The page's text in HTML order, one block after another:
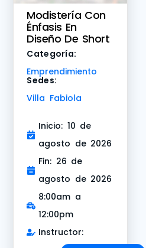
Modistería Con
Énfasis En
Diseño De Short
Categoría:
Emprendimiento
Sedes:
Villa Fabiola
Inicio: 10 de
agosto de 2026
Fin: 26 de
agosto de 2026
8:00am a
12:00pm
Instructor: